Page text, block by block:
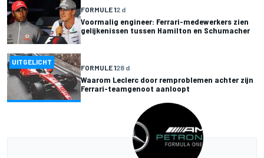
FORMULE 12 d
Voormalig engineer: Ferrari-medewerkers zien
gelijkenissen tussen Hamilton en Schumacher
UITGELICHT
FORMULE 128 d
Waarom Leclerc door remproblemen achter zijn
Ferrari-teamgenoot aanloopt